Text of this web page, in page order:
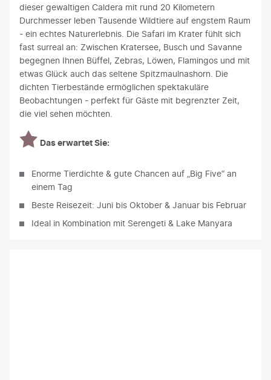
dieser gewaltigen Caldera mit rund 20 Kilometern
Durchmesser leben Tausende Wildtiere auf engstem Raum
- ein echtes Naturerlebnis. Die Safari im Krater fühlt sich
fast surreal an: Zwischen Kratersee, Busch und Savanne
begegnen Ihnen Büffel, Zebras, Löwen, Flamingos und mit
etwas Glück auch das seltene Spitzmaulnashorn. Die
dichten Tierbestände ermöglichen spektakuläre
Beobachtungen - perfekt für Gäste mit begrenzter Zeit,
die viel sehen möchten.
Das erwartet Sie:
Enorme Tierdichte & gute Chancen auf „Big Five“ an
einem Tag
Beste Reisezeit: Juni bis Oktober & Januar bis Februar
Ideal in Kombination mit Serengeti & Lake Manyara